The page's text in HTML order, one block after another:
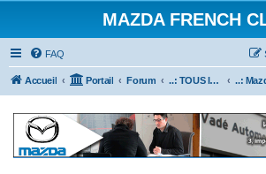
MAZDA FRENCH
FAQ
Accueil Portail Forum ..: TOUS les Véhicules MAZDA :..